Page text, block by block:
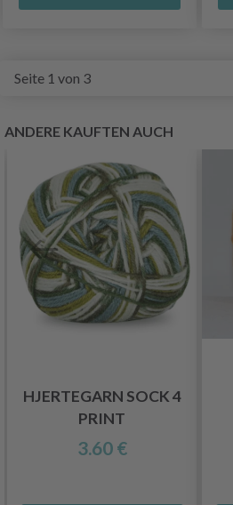
Seite 1 von 3
ANDERE KAUFTEN AUCH
HJERTEGARN SOCK 4
PRINT
3.60 €